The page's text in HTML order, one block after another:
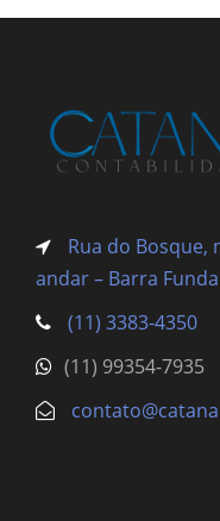
Rua do Bosque,
andar – Barra Funda
(11) 3383-4350
(11) 99354-7935